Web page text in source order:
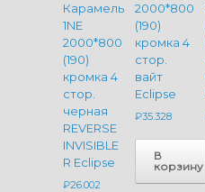
Карамель
1NE
2000*800
(190)
кромка 4
стор.
черная
REVERSE
INVISIBLE
R Eclipse
₽26.002
2000*800
(190)
кромка 4
стор.
вайт
Eclipse
₽35.328
В
корзину